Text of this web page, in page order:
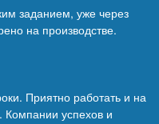
заданием, уже через
на производстве.
Приятно работать и на
Компании успехов и